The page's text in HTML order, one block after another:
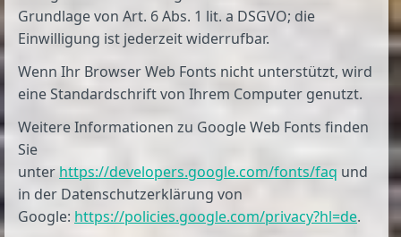
Grundlage von Art. 6 Abs. 1 lit. a DSGVO; die
Einwilligung ist jederzeit widerrufbar.
Wenn Ihr Browser Web Fonts nicht unterstützt, wird
eine Standardschrift von Ihrem Computer genutzt.
Weitere Informationen zu Google Web Fonts finden
Sie
unter https://developers.google.com/fonts/faq und
in der Datenschutzerklärung von
Google: https://policies.google.com/privacy?hl=de.